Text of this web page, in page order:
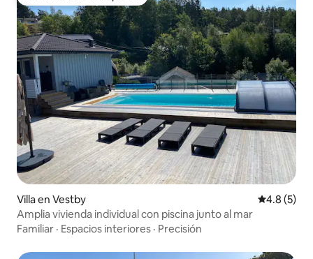
Villa en Vestby
4.8 (5)
Amplia vivienda individual con piscina junto al mar
Familiar · Espacios interiores · Precisión